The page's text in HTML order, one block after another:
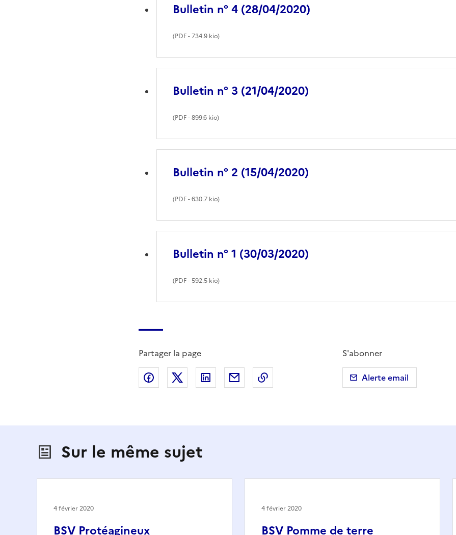
Bulletin n° 4 (28/04/2020)
(PDF- 734.9 kio)
Bulletin n° 3 (21/04/2020)
(PDF- 899.6 kio)
Bulletin n° 2 (15/04/2020)
(PDF- 630.7 kio)
Bulletin n° 1 (30/03/2020)
(PDF- 592.5 kio)
Partager la page
Partager sur Facebook
Partager sur X (anciennement Twitter)
Partager sur LinkedIn
Partager par emailCopier dans le presse-papier
S'abonner
Alerte email
Sur le même sujet
BSV Protéagineux
4 février 2020
BSV Pomme de terre
4 février 2020